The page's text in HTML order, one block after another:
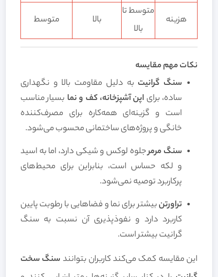
هزینه
متوسط تا
بالا
بالا متوسط
نکات مهم مقایسه
سنگ گرانیت به دلیل مقاومت بالا و نگهداری
ساده، برای اپن آشپزخانه، کف و نما بسیار مناسب
است و گزینه‌ای همه‌کاره برای مصرف‌کننده
خانگی و پروژه‌های ساختمانی محسوب می‌شود.
سنگ مرمرجلوه لوکس و شیکی دارد، اما به اسید
و لکه حساس است، بنابراین برای محیط‌های
پرکاربرد توصیه نمی‌شود.
تراورتنبیشتر برای نما و فضاهایی با رطوبت پایین
کاربرد دارد و نفوذپذیری آن نسبت به سنگ
گرانیت بیشتر است.
این مقایسه کمک می‌کند کاربران بتوانند سنگ سخت